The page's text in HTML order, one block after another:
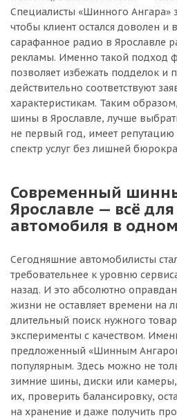
Специалисты «Шинного Ангара»
чтобы клиент остался доволен и
сарафанное радио в Ярославле
рекламы. Именно такой подход
позволяет избежать подделок и
действительно соответствуют
характеристикам. Таким
шины в Ярославле, лучше
не первый год, имеет репутацию
спектр услуг без лишней
Современный
Ярославле — всё
автомобиля в
Сегодняшние автомобилисты
требовательнее к уровню
назад. И это абсолютно
жизни не оставляет времени на
длительный поиск нужного
эксперименты с качеством.
предложенный «Шинным
популярным. Здесь можно не
зимние шины, диски или камеры,
их, проверить балансировку,
на хранение и даже получить